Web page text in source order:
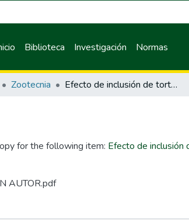
Biblioteca Investigación Normas
Zootecnia Efecto de inclusión de torta de palmiste en dieta de pollos COBB 500 en la etapa de crecimiento
for the following item: Efecto de
AUTOR.pdf